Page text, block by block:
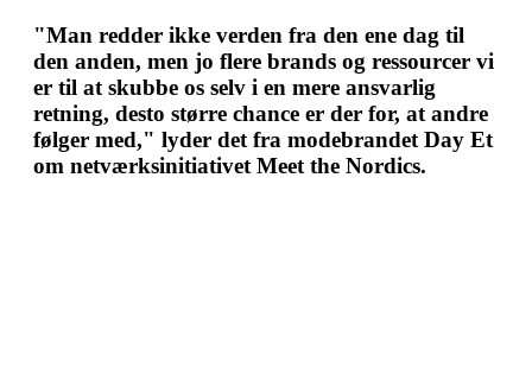
"Man redder ikke verden fra den ene dag til
den anden, men jo flere brands og ressourcer vi
er til at skubbe os selv i en mere ansvarlig
retning, desto større chance er der for, at andre
følger med," lyder det fra modebrandet Day Et
om netværksinitiativet Meet the Nordics.